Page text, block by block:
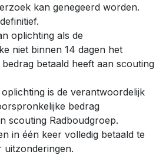
kan genegeerd worden.
oplichting als de
niet binnen 14 dagen het
betaald heeft aan scouting
is de verantwoordelijk
bedrag
scouting Radboudgroep.
in één keer volledig betaald te